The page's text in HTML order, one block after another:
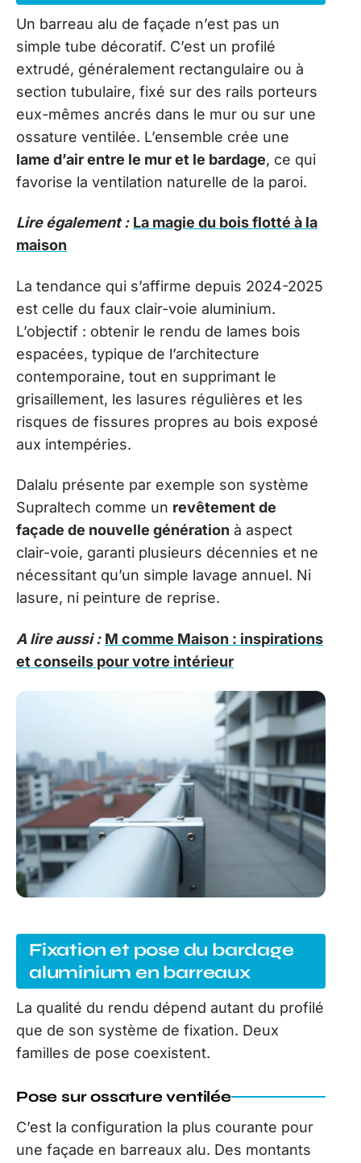
Un barreau alu de façade n’est pas un
simple tube décoratif. C’est un profilé
extrudé, généralement rectangulaire ou à
section tubulaire, fixé sur des rails porteurs
eux-mêmes ancrés dans le mur ou sur une
ossature ventilée. L’ensemble crée une
lame d’air entre le mur et le bardage, ce qui
favorise la ventilation naturelle de la paroi.
Lire également : La magie du bois flotté à la
maison
La tendance qui s’affirme depuis 2024-2025
est celle du faux clair-voie aluminium.
L’objectif : obtenir le rendu de lames bois
espacées, typique de l’architecture
contemporaine, tout en supprimant le
grisaillement, les lasures régulières et les
risques de fissures propres au bois exposé
aux intempéries.
Dalalu présente par exemple son système
Supraltech comme un revêtement de
façade de nouvelle génération à aspect
clair-voie, garanti plusieurs décennies et ne
nécessitant qu’un simple lavage annuel. Ni
lasure, ni peinture de reprise.
A lire aussi : M comme Maison : inspirations
et conseils pour votre intérieur
Fixation et pose du bardage
aluminium en barreaux
La qualité du rendu dépend autant du profilé
que de son système de fixation. Deux
familles de pose coexistent.
Pose sur ossature ventilée
C’est la configuration la plus courante pour
une façade en barreaux alu. Des montants